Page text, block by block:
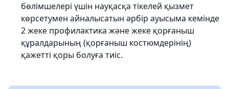
бөлімшелері үшін науқасқа тікелей қызмет
көрсетумен айналысатын әрбір ауысыма кемінде
2 жеке профилактика және жеке қорғаныш
құралдарының (қорғаныш костюмдерінің)
қажетті қоры болуға тиіс.